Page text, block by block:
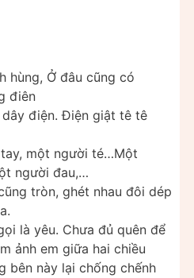
hùng, Ở đâu cũng có
điên
điện. Điện giật tê tê
một người té…Một
người đau,…
tròn, ghét nhau đôi dép
là yêu. Chưa đủ quên để
ảnh em giữa hai chiều
bên này lại chống chếnh